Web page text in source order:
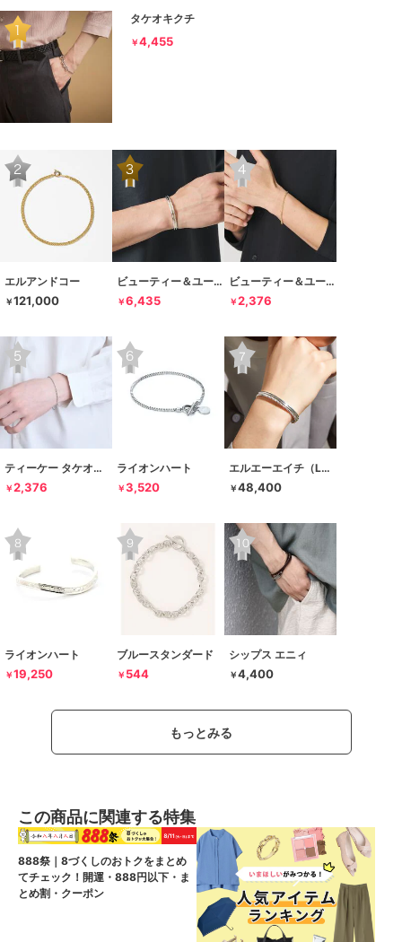
タケオキクチ
￥4,455
エルアンドコー
￥121,000
ビューティー＆ユース ユナイテッドアローズ
￥6,435
ビューティー＆ユース ユナイテッドアローズ
￥2,376
ティーケー タケオキクチ
￥2,376
ライオンハート
￥3,520
エルエーエイチ（LAH）
￥48,400
ライオンハート
￥19,250
ブルースタンダード
￥ 544
シップス エニィ
￥4,400
もっとみる
この商品に関連する特集
888祭｜8づくしのおトクをまとめ
てチェック！開運・888円以下・ま
とめ割・クーポン